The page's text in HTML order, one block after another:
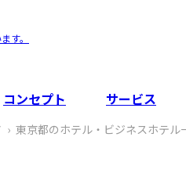
す。
コンセプト サービス
東京都のホテル・ビジネスホテル